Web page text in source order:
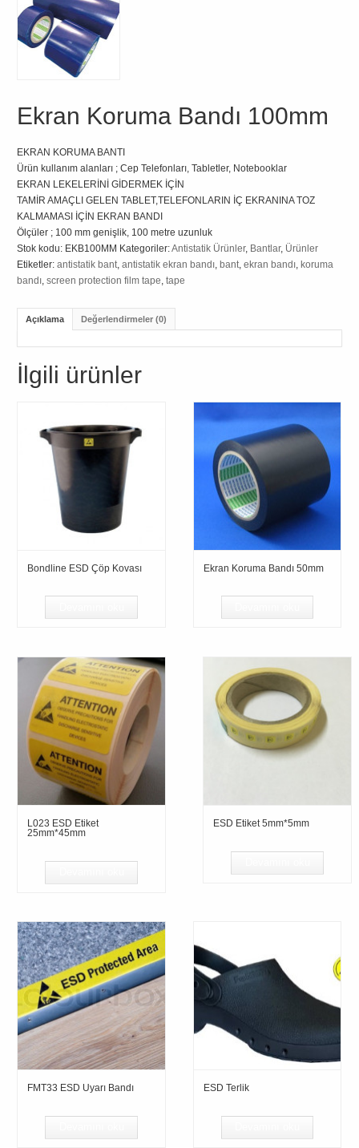
Ekran Koruma Bandı 100mm
EKRAN KORUMA BANTI
Ürün kullanım alanları ; Cep Telefonları, Tabletler, Notebooklar
EKRAN LEKELERİNİ GİDERMEK İÇİN
TAMİR AMAÇLI GELEN TABLET,TELEFONLARIN İÇ EKRANINA TOZ
KALMAMASI İÇİN EKRAN BANDI
Ölçüler ; 100 mm genişlik, 100 metre uzunluk
Stok kodu: EKB100MM Kategoriler:Antistatik Ürünler, Bantlar, Ürünler
Etiketler:antistatik bant,antistatik ekran bandı, bant,ekran bandı, koruma
bandı,screen protection film tape,tape
Açıklama Değerlendirmeler (0)
İlgili ürünler
Bondline ESD Çöp Kovası Ekran Koruma Bandı 50mm
L023 ESD Etiket
25mm*45mm
ESD Etiket 5mm*5mm
FMT33 ESD Uyarı Bandı ESD Terlik